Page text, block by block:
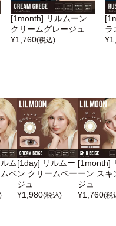
[1month] リルムーン
クリームグレージュ
¥1,760(税込)
ラ
¥
ム
ベ
[1day] リルムー
ン クリームベー
ジュ
¥1,980(税込)
[1month]
ーン スキ
ジュ
¥1,760(税